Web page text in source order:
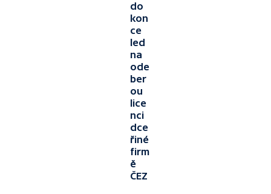
do
kon
ce
led
na
ode
ber
ou
lice
nci
dce
řiné
firm
ě
ČEZ